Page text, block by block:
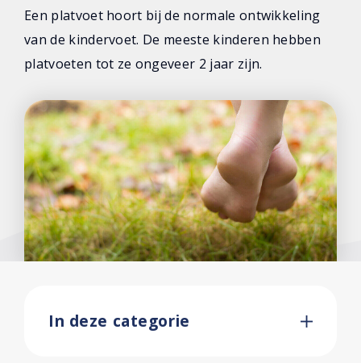
Een platvoet hoort bij de normale ontwikkeling
van de kindervoet. De meeste kinderen hebben
platvoeten tot ze ongeveer 2 jaar zijn.
In deze categorie